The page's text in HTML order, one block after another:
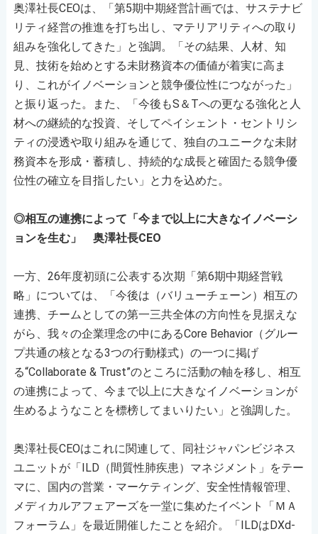
奥澤社長CEOは、「第5期中期経営計画では、サステナビ
リティ経営の推進を打ち出し、マテリアリティへの取り
組みを強化してきた」と強調。「その結果、人材、知
見、技術を始めとする未財務資本の価値が着実に高ま
り、これがイノベーションと競争優位性につながった」
と振り返った。また、「今後もS＆Tへの更なる強化と人
材への継続的な投資、そしてペイシェント・セントリシ
ティの浸透や取り組みを通じて、独自のユニークな未財
務資本を形成・蓄積し、持続的な成長と確固たる競争優
位性の確立を目指したい」と力を込めた。
◎相互の連携によって「今まで以上に大きなイノベーシ
ョンを生む」 奥澤社長CEO
一方、26年度初頭に公表する次期「第6期中期経営戦
略」については、「今後は（バリューチェーン）相互の
連携、チームとしての第一三共全体の方向性を見据えな
がら、我々の企業理念の中にあるCore Behavior（グルー
プ共通の核となる3つの行動様式）の一つに掲げ
る“Collaborate & Trust”のところに活動の軸を移し、相互
の連携によって、今まで以上に大きなイノベーションが
生めるようなことを標榜してまいりたい」と強調した。
奥澤社長CEOはこれに関連して、同社ジャパンビジネス
ユニットが「ILD（間質性肺疾患）マネジメント」をテー
マに、国内の営業・マーケティング、安全性情報管理、
メディカルアフェアーズを一堂に集めたイベント「ＭＡ
フォーラム」を最近開催したことを紹介。「ILDはDXd-